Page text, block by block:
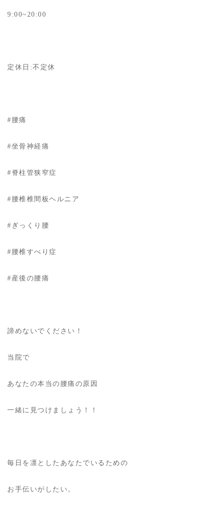
9:00~20:00
定休日:不定休
#腰痛
#坐骨神経痛
#脊柱管狭窄症
#腰椎椎間板ヘルニア
#ぎっくり腰
#腰椎すべり症
#産後の腰痛
諦めないでください！
当院で
あなたの本当の腰痛の原因
一緒に見つけましょう！！
毎日を凛としたあなたでいるための
お手伝いがしたい。